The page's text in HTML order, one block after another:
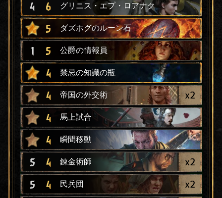
4 6 グリニス・エプ・ロアナク
5 ダズホグのルーン石
1 5 公爵の情報員
4 禁忌の知識の瓶
4 帝国の外交術 x2
4 馬上試合
4 瞬間移動
5 4 錬金術師 x2
5 4 民兵団 x2